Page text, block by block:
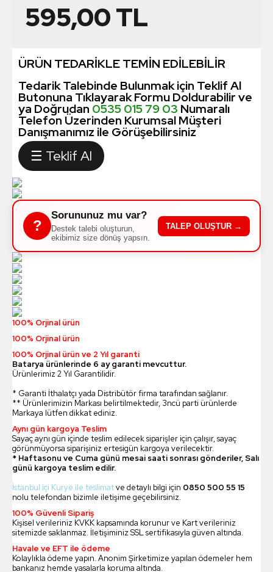
595,00TL
ÜRÜN TEDARİKLE TEMİN EDİLEBİLİR
Tedarik Talebinde Bulunmak için Teklif Al
Butonuna Tıklayarak Formu Doldurabilir ve
ya Doğrudan 0535 015 79 03 Numaralı
Telefon Üzerinden Kurumsal Müşteri
Danışmanımız ile Görüşebilirsiniz
☰ Teklif Al
?
Sorununuz mu var?
Destek talebi oluşturun,
ekibimiz size dönüş yapsın.
TALEP OLUŞTUR →
100% Orjinal ürün
100% Orjinal ürün
100% Orjinal ürün ve 2 Yıl garanti
Batarya ürünlerinde 6 ay garanti mevcuttur.
Ürünlerimiz 2 Yıl Garantilidir.
* Garanti İthalatçı yada Distribütör firma tarafından sağlanır.
** Ürünlerimizin Markası belirtilmektedir, 3ncü parti ürünlerde
Markaya lütfen dikkat ediniz.
Aynı gün kargoya Teslim
Sayaç aynı gün içinde teslim edilecek siparişler için çalışır, sayaç
görünmüyorsa siparişiniz ertesigün kargoya verilecektir.
* Haftasonu ve Cuma günü mesai saati sonrası gönderiler, Salı
günü kargoya teslim edilir.
İstanbul içi Kurye ile teslimatve detaylı bilgi için 0850 500 55 15
nolu telefondan bizimle iletişime geçebilirsiniz.
100% Güvenli Sipariş
Kişisel verileriniz KVKK kapsamında korunur ve Kart verileriniz
sitemizde saklanmaz. İletişiminiz SSL sertifikasıyla güven altında.
Havale ve EFT ile ödeme
Kolaylıkla ödeme yapın. Anonim Şirketimize yapılan ödemeler hem
bankanız hemde yasalarla koruma altında.